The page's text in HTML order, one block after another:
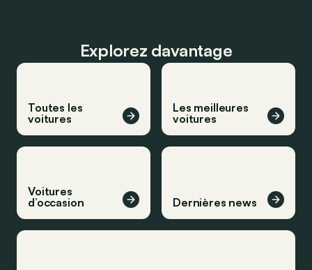
Explorez davantage
Toutes les
voitures
Les meilleures
voitures
Voitures
d’occasion
Dernières news